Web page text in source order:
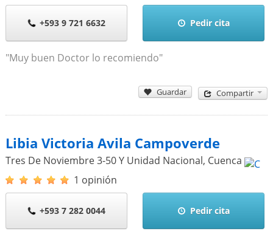
+593 9 721 6632 Pedir cita
"Muy buen Doctor lo recomiendo"
Guardar Compartir
Libia Victoria Avila Campoverde
Tres De Noviembre 3-50 Y Unidad Nacional, Cuenca
1 opinión
+593 7 282 0044 Pedir cita